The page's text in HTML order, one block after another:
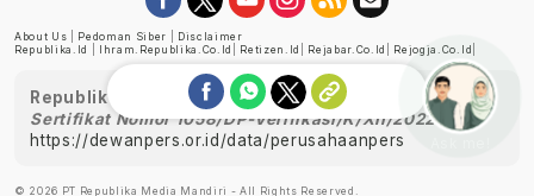
About Us Pedoman Siber
Disclaimer
Republika.id
Ihram.republika.co.id Retizen.id Rejabar.co.id Rejogja.co.id
Republika telah diverifikasi oleh Dewan Pers
Sertifikat Nomor 1058/DP-Verifikasi/K/XII/2022
https://dewanpers.or.id/data/perusahaanpers
© 2026 PT Republika Media Mandiri - All Rights Reserved.